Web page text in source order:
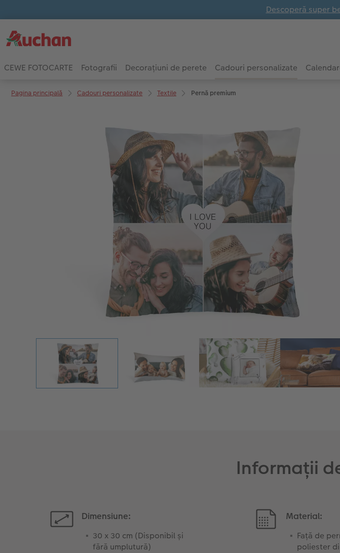
Descoperă super
CEWE FOTOCARTE Fotografii Decorațiuni de perete Cadouri personalizate
Pagina principală Cadouri personalizate Textile Pernă premium
Informații
Dimensiune:
30 x 30 cm (Disponibil și
fără umplutură)
Material:
Față de
poliester